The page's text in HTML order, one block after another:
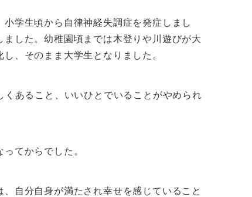
学生頃から自律神経失調症を発症しまし
した。幼稚園頃までは木登りや川遊びが大
、そのまま大学生となりました。
あること、いいひとでいることがやめられ
てからでした。
自分自身が満たされ幸せを感じていること